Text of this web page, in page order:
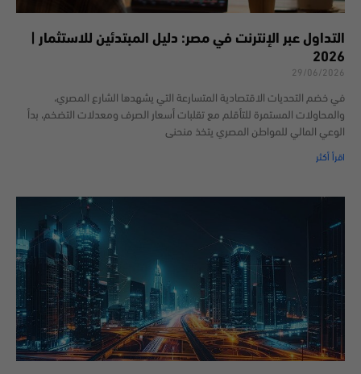
التداول عبر الإنترنت في مصر: دليل المبتدئين للاستثمار |
2026
29/06/2026
في خضم التحديات الاقتصادية المتسارعة التي يشهدها الشارع المصري،
والمحاولات المستمرة للتأقلم مع تقلبات أسعار الصرف ومعدلات التضخم، بدأ
الوعي المالي للمواطن المصري يتخذ منحنى
اقرأ أكثر